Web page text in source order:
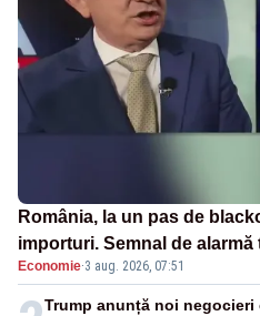
România, la un pas de
importuri. Semnal de
energie
Economie·3 aug. 2026, 07:51
Trump anunță noi